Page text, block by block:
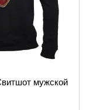
мужской